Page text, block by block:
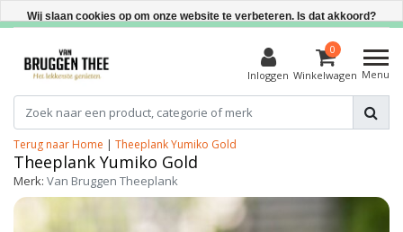
Direct uit voorraad leverbaar
Inloggen
0
Winkelwagen Menu
Terug naar Home | Theeplank Yumiko Gold
Theeplank Yumiko Gold
Merk: Van Bruggen Theeplank
Wij slaan cookies op om onze website te verbeteren. Is dat akkoord?
Meer over cookies »